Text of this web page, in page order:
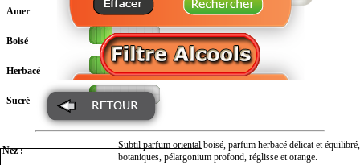
Amer
Boisé
Herbacé
Sucré
Nez :
Subtil parfum oriental boisé, parfum herbacé délicat et
botaniques, pélargonium profond, réglisse et orange.